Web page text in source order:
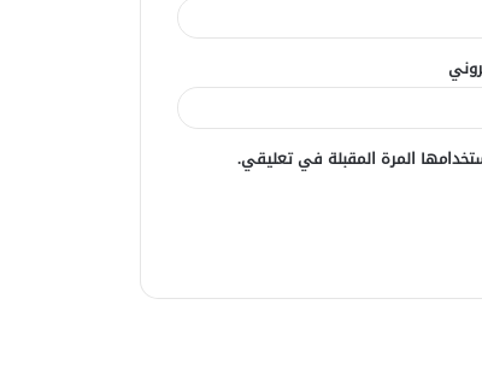
المرة المقبلة في تعليقي.